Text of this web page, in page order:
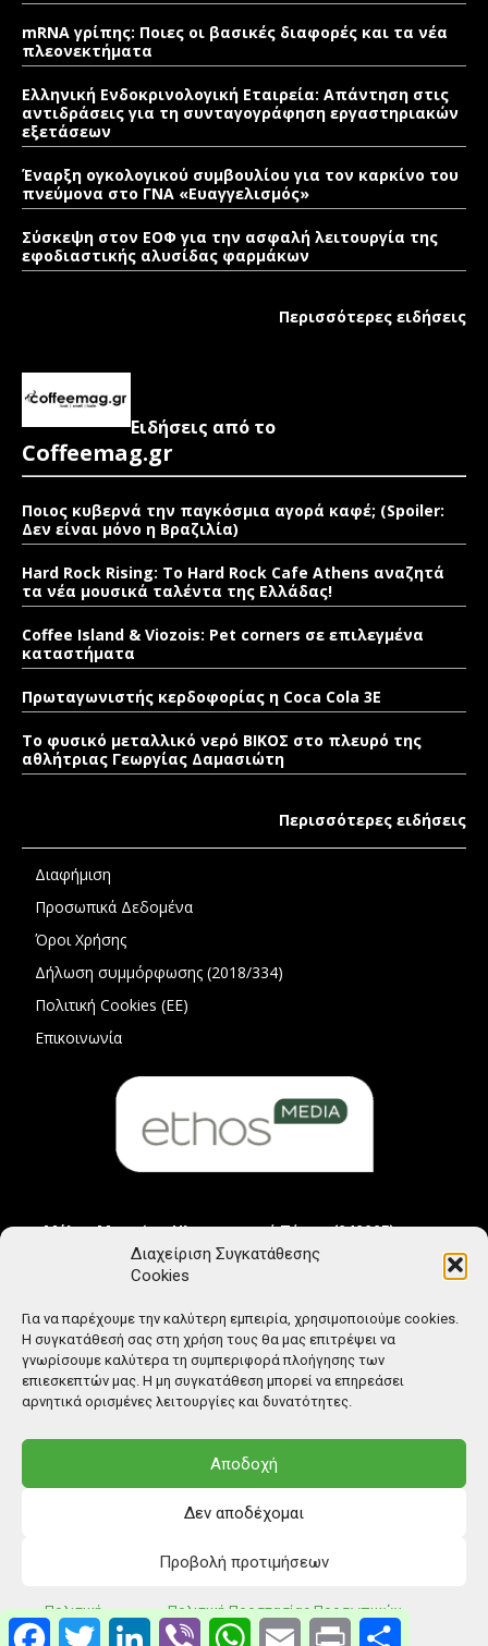
Διαχείριση Συγκατάθεσης
Cookies
Για να παρέχουμε την καλύτερη εμπειρία, χρησιμοποιούμε cookies.
Η συγκατάθεσή σας στη χρήση τους θα μας επιτρέψει να
γνωρίσουμε καλύτερα τη συμπεριφορά πλοήγησης των
επιεσκεπτών μας. Η μη συγκατάθεση μπορεί να επηρεάσει
αρνητικά ορισμένες λειτουργίες και δυνατότητες.
Αποδοχή
Δεν αποδέχομαι
Προβολή προτιμήσεων
Πολιτική
Cookies
Πολιτική Προστασίας Προσωπικών
Δεδομένων
mRNA γρίπης: Ποιες οι βασικές διαφορές και τα νέα
πλεονεκτήματα
Ελληνική Ενδοκρινολογική Εταιρεία: Απάντηση στις
αντιδράσεις για τη συνταγογράφηση εργαστηριακών
εξετάσεων
Έναρξη ογκολογικού συμβουλίου για τον καρκίνο του
πνεύμονα στο ΓΝΑ «Ευαγγελισμός»
Σύσκεψη στον ΕΟΦ για την ασφαλή λειτουργία της
εφοδιαστικής αλυσίδας φαρμάκων
Περισσότερες ειδήσεις
Ειδήσεις από το
Coffeemag.gr
Ποιος κυβερνά την παγκόσμια αγορά καφέ; (Spoiler:
Δεν είναι μόνο η Βραζιλία)
Hard Rock Rising: Το Hard Rock Cafe Athens αναζητά
τα νέα μουσικά ταλέντα της Ελλάδας!
Coffee Island & Viozois: Pet corners σε επιλεγμένα
καταστήματα
Πρωταγωνιστής κερδοφορίας η Coca Cola 3E
Το φυσικό μεταλλικό νερό ΒΙΚΟΣ στο πλευρό της
αθλήτριας Γεωργίας Δαμασιώτη
Περισσότερες ειδήσεις
Διαφήμιση
Προσωπικά Δεδομένα
Όροι Χρήσης
Δήλωση συμμόρφωσης (2018/334)
Πολιτική Cookies (ΕΕ)
Επικοινωνία
Μέλος Μητρώου Ηλεκτρονικού Τύπου (242225)
© Copyright: Ethos Media S.A.
FacebookTwitter LinkedIn Viber WhatsAppEmail Print